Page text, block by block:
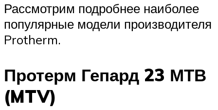
Рассмотрим подробнее наиболее
популярные модели производителя
Protherm.
Протерм Гепард 23 МТВ
(MTV)